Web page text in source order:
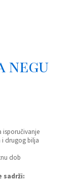
negu
isporučivanje
i drugog bilja
dob
sadrži: